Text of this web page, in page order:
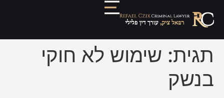
תגית: שימוש לא חוקי
בנשק